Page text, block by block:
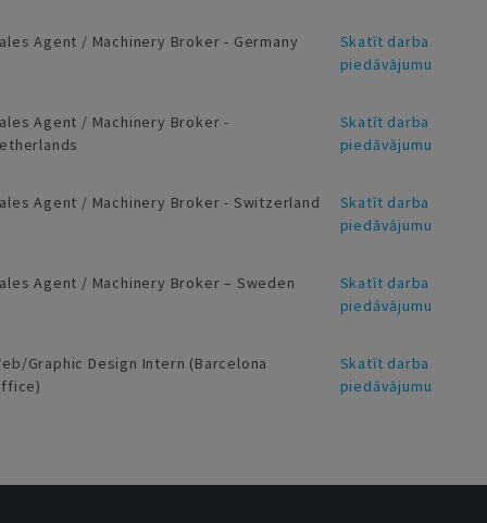
Agent / Machinery Broker - Germany
Skatīt darba
piedāvājumu
Agent / Machinery Broker -
Skatīt darba
piedāvājumu
Agent / Machinery Broker - Switzerland
Skatīt darba
piedāvājumu
Agent / Machinery Broker – Sweden
Skatīt darba
piedāvājumu
Graphic Design Intern (Barcelona
Skatīt darba
piedāvājumu